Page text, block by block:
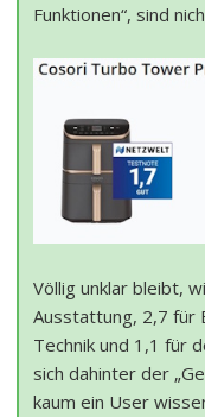
Funktionen“, sind
Völlig unklar bleibt,
Ausstattung, 2,7 für
Technik und 1,1 für
sich dahinter der
kaum ein User